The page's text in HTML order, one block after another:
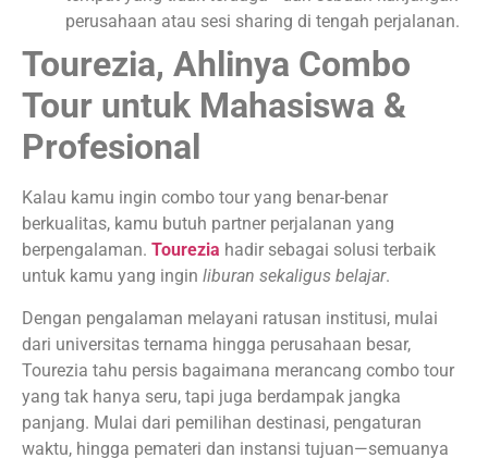
perusahaan atau sesi sharing di tengah perjalanan.
Tourezia, Ahlinya Combo
Tour untuk Mahasiswa &
Profesional
Kalau kamu ingin combo tour yang benar-benar
berkualitas, kamu butuh partner perjalanan yang
berpengalaman. Tourezia hadir sebagai solusi terbaik
untuk kamu yang ingin liburan sekaligus belajar.
Dengan pengalaman melayani ratusan institusi, mulai
dari universitas ternama hingga perusahaan besar,
Tourezia tahu persis bagaimana merancang combo tour
yang tak hanya seru, tapi juga berdampak jangka
panjang. Mulai dari pemilihan destinasi, pengaturan
waktu, hingga pemateri dan instansi tujuan—semuanya